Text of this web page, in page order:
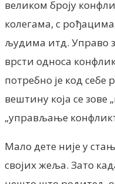
великом броју
колегама, с
људима итд. Управо
врсти односа
потребно је код себе
вештину која се зове
„управљање
Мало дете није у
својих жеља. Зато